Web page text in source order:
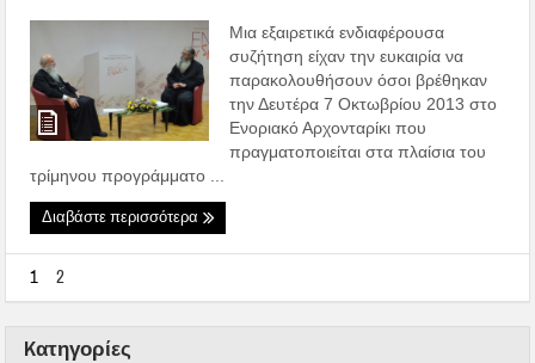
Μια εξαιρετικά ενδιαφέρουσα
συζήτηση είχαν την ευκαιρία να
παρακολουθήσουν όσοι βρέθηκαν
την Δευτέρα 7 Οκτωβρίου 2013 στο
Ενοριακό Αρχονταρίκι που
πραγματοποιείται στα πλαίσια του
τρίμηνου προγράμματο ...
Διαβάστε περισσότερα
1 2
Kατηγορίες